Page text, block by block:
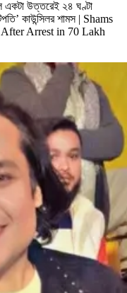
উত্তরেই ২৪ ঘণ্টা
কাউন্সিলর শামস | Shams
Arrest in 70 Lakh